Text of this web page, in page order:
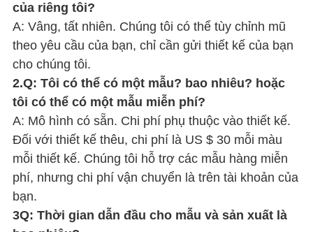
của riêng tôi?
A: Vâng, tất nhiên. Chúng tôi có thể tùy chỉnh mũ
theo yêu cầu của bạn, chỉ cần gửi thiết kế của bạn
cho chúng tôi.
2.Q: Tôi có thể có một mẫu? bao nhiêu? hoặc
tôi có thể có một mẫu miễn phí?
A: Mô hình có sẵn. Chi phí phụ thuộc vào thiết kế.
Đối với thiết kế thêu, chi phí là US $ 30 mỗi màu
mỗi thiết kế. Chúng tôi hỗ trợ các mẫu hàng miễn
phí, nhưng chi phí vận chuyển là trên tài khoản của
bạn.
3Q: Thời gian dẫn đầu cho mẫu và sản xuất là